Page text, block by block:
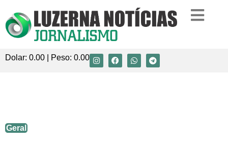
Dolar: 0.00 | Peso: 0.00
Geral